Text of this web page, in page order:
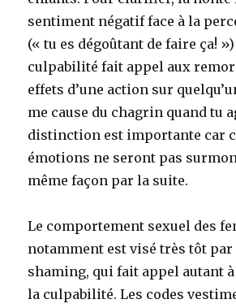
sentiment négatif face à la
(« tu es dégoûtant de faire ça!
culpabilité fait appel aux
effets d’une action sur
me cause du chagrin quand tu
distinction est importante car
émotions ne seront pas
même façon par la suite.
Le comportement sexuel des
notamment est visé très tôt
shaming, qui fait appel autant à
la culpabilité. Les codes